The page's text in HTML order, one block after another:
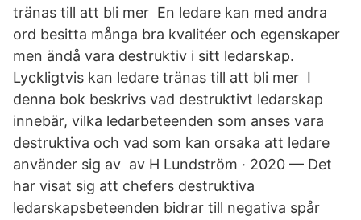
tränas till att bli mer En ledare kan med andra
ord besitta många bra kvalitéer och egenskaper
men ändå vara destruktiv i sitt ledarskap.
Lyckligtvis kan ledare tränas till att bli mer I
denna bok beskrivs vad destruktivt ledarskap
innebär, vilka ledarbeteenden som anses vara
destruktiva och vad som kan orsaka att ledare
använder sig av av H Lundström · 2020 — Det
har visat sig att chefers destruktiva
ledarskapsbeteenden bidrar till negativa spår